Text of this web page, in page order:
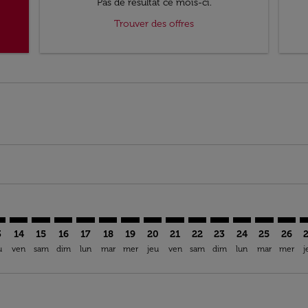
Pas de résultat ce mois-ci.
Trouver des offres
14
ven
15
sam
16
dim
17
lun
18
mar
19
mer
SFO–BJL: cmp-view-offers-
20
jeu
SFO–BJL: cmp-view-
21
ven
SFO–BJL: cmp-view-
22
sam
SFO–BJL: cmp-
23
dim
SFO–BJL:
24
lun
25
mar
26
mer